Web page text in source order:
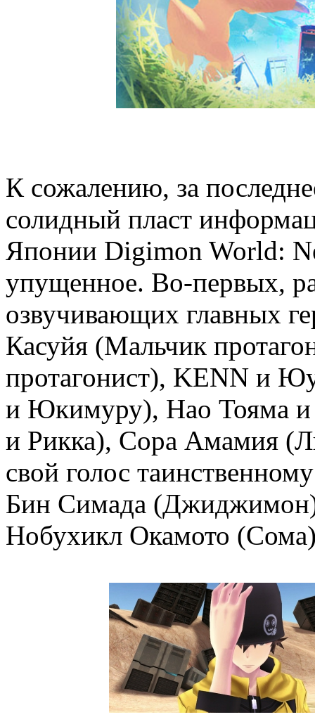
К сожалению, за
солидный пласт
Японии Digimon World:
упущенное. Во-первых,
озвучивающих главных
Касуйя (Мальчик
протагонист), KENN и
и Юкимуру), Нао Тояма
и Рикка), Сора Амамия
свой голос
Бин Симада
Нобухикл Окамото